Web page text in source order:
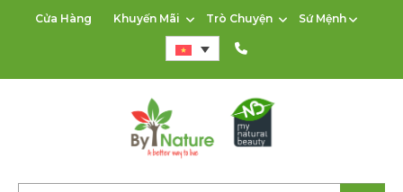
Cửa Hàng Khuyến Mãi Trò Chuyện Sứ Mệnh